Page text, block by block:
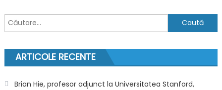
Butonul
Caută
după:
ARTICOLE RECENTE
Brian Hie, profesor adjunct la Universitatea Stanford,